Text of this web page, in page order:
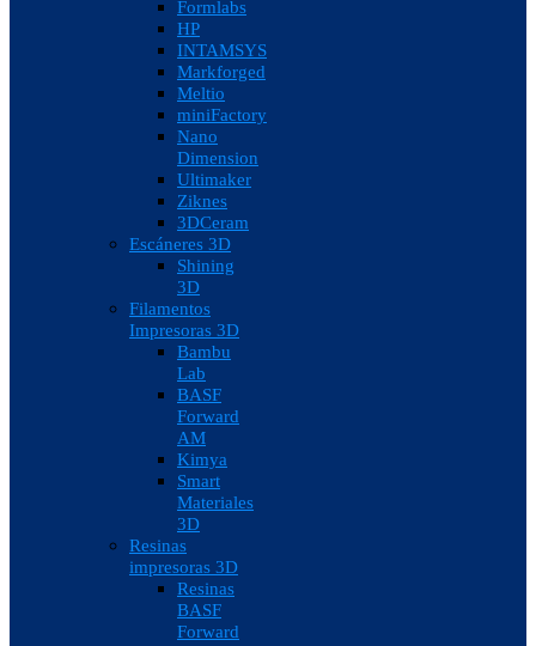
Formlabs
HP
INTAMSYS
Markforged
Meltio
miniFactory
Nano
Dimension
Ultimaker
Ziknes
3DCeram
Escáneres 3D
Shining
3D
Filamentos
Impresoras 3D
Bambu
Lab
BASF
Forward
AM
Kimya
Smart
Materiales
3D
Resinas
impresoras 3D
Resinas
BASF
Forward